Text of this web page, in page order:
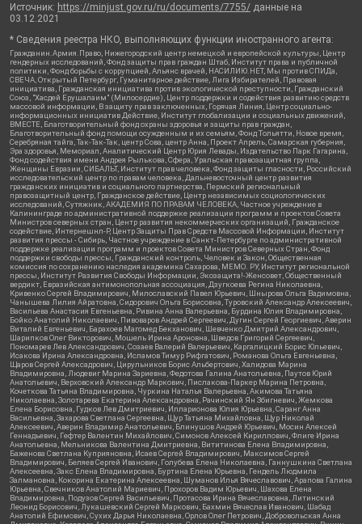
Источник: https://minjust.gov.ru/ru/documents/7755/ данные на
03.12.2021
* Сведения реестра НКО, выполняющих функции иностранного агента:
Гражданин.Армия.Право, Нижегородский центр немецкой и европейской культуры, Центр
гендерных исследований, Фонд защиты прав граждан Штаб, Институт права и публичной
политики, Фонд борьбы с коррупцией, Альянс врачей, НАСИЛИЮ.НЕТ, Мы против СПИДа,
СВЕЧА, Открытый Петербург, Гуманитарное действие, Лига Избирателей, Правовая
инициатива, Гражданская инициатива против экологической преступности, Гражданский
Союз, "Хасдей Ерушалаим" (Милосердие), Центр поддержки и содействия развитию средств
массовой информации, В защиту прав заключенных, Горячая Линия, Центр социально-
информационных инициатив Действие, Институт глобализации и социальных движений,
ВМЕСТЕ, Благотворительный фонд охраны здоровья и защиты прав граждан,
Благотворительный фонд помощи осужденным и их семьям, Фонд Тольятти, Новое время,
Серебряная тайга, Так-Так-Так, центр Сова, центр Анна, Проект Апрель, Самарская губерния,
Эра здоровья, Мемориал, Аналитический Центр Юрия Левады, Издательство Парк Гагарина,
Фонд содействия имени Андрея Рылькова, Сфера, Уральская правозащитная группа,
Женщины Евразии, СИБАЛЬТ, Институт прав человека, Фонд защиты гласности, Российский
исследовательский центр по правам человека, Дальневосточный центр развития
гражданских инициатив и социального партнерства, Пермский региональный
правозащитный центр, Гражданское действие, Центр независимых социологических
исследований, Сутяжник, АКАДЕМИЯ ПО ПРАВАМ ЧЕЛОВЕКА, Частное учреждение в
Калининграде по административной поддержке реализации программ и проектов Совета
Министров северных стран, Центр развития некоммерческих организаций, Гражданское
содействие, Интернешнл-Р, Центр Защиты Прав Средств Массовой Информации, Институт
развития прессы - Сибирь, Частное учреждение в Санкт-Петербурге по административной
поддержке реализации программ и проектов Совета Министров Северных Стран, Фонд
поддержки свободы прессы, Гражданский контроль, Человек и Закон, Общественная
комиссия по сохранению наследия академика Сахарова, МЕМО. РУ, Институт региональной
прессы, Институт Развития Свободы Информации, Экозащита!-Женсовет, Общественный
вердикт, Евразийская антимонопольная ассоциация, Дзугкоева Регина Николаевна,
Кривенко Сергей Владимирович, Милославский Павел Юрьевич, Шнырова Ольга Вадимовна,
Чанышева Лилия Айратовна, Сидорович Ольга Борисовна, Туровский Александр Алексеевич,
Васильева Анастасия Евгеньевна, Ривина Анна Валерьевна, Бурдина Юлия Владимировна,
Бойко Анатолий Николаевич, Пивоваров Андрей Сергеевич, Дугин Сергей Георгиевич, Аверин
Виталий Евгеньевич, Барахоев Магомед Бекханович, Шевченко Дмитрий Александрович,
Шарипков Олег Викторович, Мошель Ирина Ароновна, Шведов Григорий Сергеевич,
Пономарев Лев Александрович, Созаев Валерий Валерьевич, Каргалицкий Борис Юльевич,
Исакова Ирина Александровна, Исламов Тимур Рифгатович, Романова Ольга Евгеньевна,
Щаров Сергей Алексадрович, Цирульников Борис Альбертович, Халидова Марина
Владимировна, Людевиг Марина Зариевна, Федотова Галина Анатольевна, Паутов Юрий
Анатольевич, Верховский Александр Маркович, Пислакова-Паркер Марина Петровна,
Кочеткова Татьяна Владимировна, Чуркина Наталья Валерьевна, Акимова Татьяна
Николаевна, Золотарева Екатерина Александровна, Рачинский Ян Збигневич, Жемкова
Елена Борисовна, Гудков Лев Дмитриевич, Илларионова Юлия Юрьевна, Саранг Анна
Васильевна, Захарова Светлана Сергеевна, Щур Татьяна Михайловна, Щур Николай
Алексеевич, Аверин Владимир Анатольевич, Блинушов Андрей Юрьевич, Мосин Алексей
Геннадьевич, Гефтер Валентин Михайлович, Симонов Алексей Кириллович, Флиге Ирина
Анатольевна, Мельникова Валентина Дмитриевна, Вититинова Елена Владимировна,
Баженова Светлана Куприяновна, Исаев Сергей Владимирович, Максимов Сергей
Владимирович, Беляев Сергей Иванович, Голубева Елена Николаевна, Ганнушкина Светлана
Алексеевна, Закс Елена Владимировна, Буртина Елена Юрьевна, Гендель Людмила
Залмановна, Кокорина Екатерина Алексеевна, Шуманов Илья Вячеславович, Арапова Галина
Юрьевна, Свечников Анатолий Мариевич, Прохоров Вадим Юрьевич, Шахова Елена
Владимировна, Подузов Сергей Васильевич, Протасова Ирина Вячеславовна, Литинский
Леонид Борисович, Лукашевский Сергей Маркович, Бахмин Вячеслав Иванович, Шабад
Анатолий Ефимович, Сухих Дарья Николаевна, Орлов Олег Петрович, Добровольская Анна